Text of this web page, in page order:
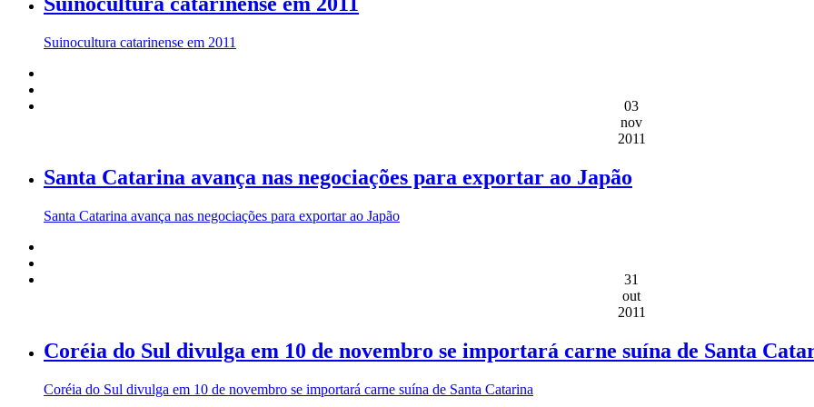
Suinocultura catarinense em 2011
03
nov
2011
Santa Catarina avança nas negociações para exportar ao Japão
Santa Catarina avança nas negociações para exportar ao Japão
31
out
2011
Coréia do Sul divulga em 10 de novembro se importará carne suína de Santa
Coréia do Sul divulga em 10 de novembro se importará carne suína de Santa Catarina